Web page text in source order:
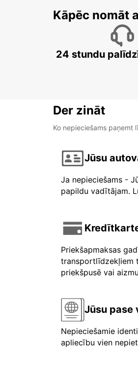
Kāpēc nomāt
24 stundu
Der zināt
Ko nepieciešams paņemt
Jūsu
Ja nepieciešams -
papildu vadītājam.
Priekšapmaksas
transportlīdzekļiem
priekšpusē vai
Jūsu pase
Nepieciešamie
apliecību vien